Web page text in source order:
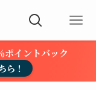
ポイントバック
ら！